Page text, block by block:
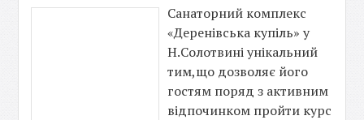
Санаторний комплекс
«Деренівська купіль» у
Н.Солотвині унікальний
тим,що дозволяє його
гостям поряд з активним
відпочинком пройти курс